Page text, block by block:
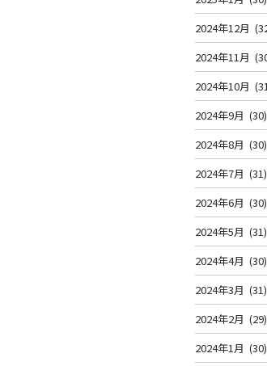
2024年12月
2024年11月
2024年10月
2024年9月 (30)
2024年8月 (30)
2024年7月 (31)
2024年6月 (30)
2024年5月 (31)
2024年4月 (30)
2024年3月 (31)
2024年2月 (29)
2024年1月 (30)